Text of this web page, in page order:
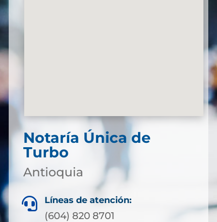
Notaría Única de
Turbo
Antioquia
 Líneas de atención:
(604) 820 8701